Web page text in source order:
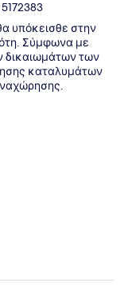
υπόκεισθε στην
Σύμφωνα με
δικαιωμάτων των
καταλυμάτων